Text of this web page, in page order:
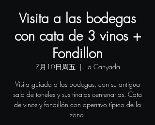
Visita a las bodegas
con cata de 3 vinos +
Fondillon
7月10日周五
  |
La Canyada
Visita guiada a las bodegas, con su antigua
sala de toneles y sus tinajas centenarias. Cata
de vinos y fondillón con aperitivo típico de la
zona.